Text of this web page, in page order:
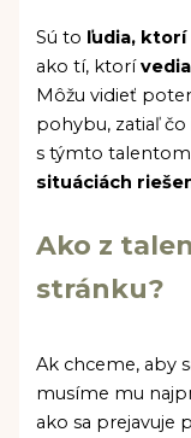
Sú to ľudia, ktorí
ako tí, ktorí
Môžu vidieť
pohybu, zatiaľ
s týmto talentom
situáciách
Ako z
stránku?
Ak chceme, aby
musíme mu
ako sa prejavuje